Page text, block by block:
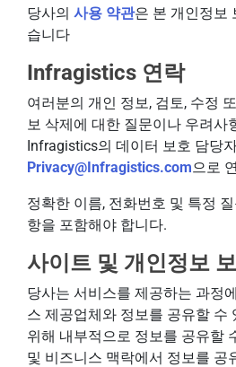
당사의 사용 약관은 본 개인정보
습니다
Infragistics 연락
여러분의 개인 정보, 검토, 수정
보 삭제에 대한 질문이나 우려사
Infragistics의 데이터 보호 담당
Privacy@Infragistics.com으로
정확한 이름, 전화번호 및 특정
항을 포함해야 합니다.
사이트 및 개인정보
당사는 서비스를 제공하는 과정
스 제공업체와 정보를 공유할 수
위해 내부적으로 정보를 공유할
및 비즈니스 맥락에서 정보를 공